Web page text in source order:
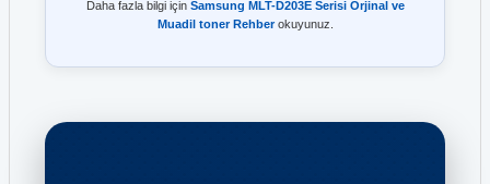
Daha fazla bilgi için Samsung MLT-D203E Serisi Orjinal ve
Muadil toner Rehberokuyunuz.